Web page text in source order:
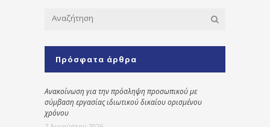
Πρόσφατα άρθρα
Ανακοίνωση για την πρόσληψη προσωπικού με
σύμβαση εργασίας ιδιωτικού δικαίου ορισμένου
χρόνου